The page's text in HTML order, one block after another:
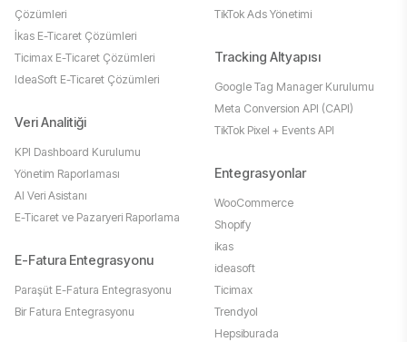
Çözümleri
İkas E-Ticaret Çözümleri
Ticimax E-Ticaret Çözümleri
IdeaSoft E-Ticaret Çözümleri
Veri Analitiği
KPI Dashboard Kurulumu
Yönetim Raporlaması
AI Veri Asistanı
E-Ticaret ve Pazaryeri Raporlama
E-Fatura Entegrasyonu
Paraşüt E-Fatura Entegrasyonu
Bir Fatura Entegrasyonu
TikTok Ads Yönetimi
Tracking Altyapısı
Google Tag Manager Kurulumu
Meta Conversion API (CAPI)
TikTok Pixel + Events API
Entegrasyonlar
WooCommerce
Shopify
ikas
ideasoft
Ticimax
Trendyol
Hepsiburada